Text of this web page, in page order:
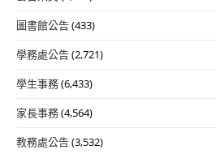
圖書館公告(433)
學務處公告(2,721)
學生事務(6,433)
家長事務(4,564)
教務處公告(3,532)